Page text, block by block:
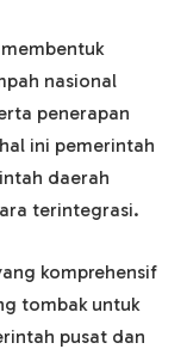
nasional
penerapan
ini pemerintah
daerah
terintegrasi.
komprehensif
tombak untuk
pusat dan